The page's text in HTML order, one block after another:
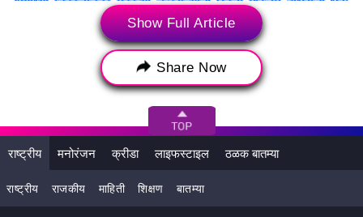
भेंडी बाजार मध्ये पाहायला मिळाला एकतेचा सोहळा (Watch Video)
Show Full Article
Share Now
राष्ट्रीय मनोरंजन क्रीडा लाइफस्टाइल ठळक बातम्या
राष्ट्रीय राजकीय माहिती शिक्षण बातम्या